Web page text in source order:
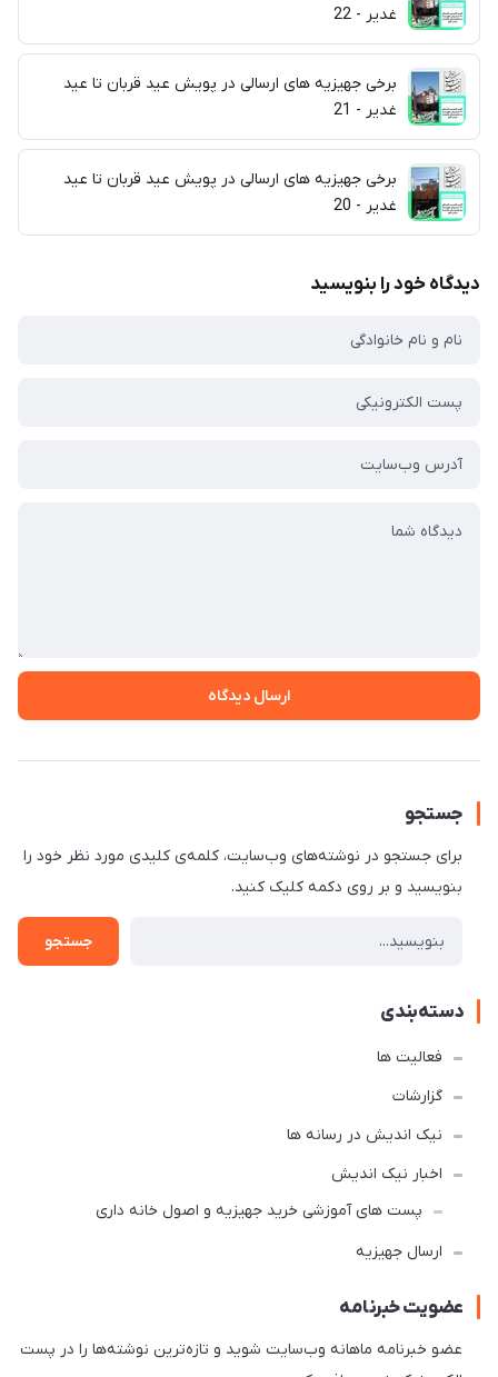
غدیر - 22
برخی جهیزیه های ارسالی در پویش عید قربان تا عید
غدیر - 21
برخی جهیزیه های ارسالی در پویش عید قربان تا عید
غدیر - 20
دیدگاه خود را بنویسید
ارسال دیدگاه
جستجو
برای جستجو در نوشته‌های وب‌سایت، کلمه‌ی کلیدی مورد نظر خود را
بنویسید و بر روی دکمه کلیک کنید.
جستجو
دسته‌بندی
فعالیت ها
گزارشات
نیک اندیش در رسانه ها
اخبار نیک اندیش
پست های آموزشی خرید جهیزیه و اصول خانه داری
ارسال جهیزیه
عضویت خبرنامه
عضو خبرنامه ماهانه وب‌سایت شوید و تازه‌ترین نوشته‌ها را در پست